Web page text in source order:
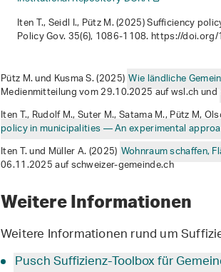
Iten T., Seidl I., Pütz M. (2025) Sufficiency
Policy Gov.35(6), 1086-1108. https://
Pütz M. und Kusma S. (2025)Wie ländliche
Medienmitteilung vom 29.10.2025 auf wsl.ch und
Iten T., Rudolf M., Suter M., Satama M., Pütz M,
policy in municipalities — An experimental
Iten T. und Müller A. (2025) Wohnraum schaffen,
06.11.2025 auf schweizer-gemeinde.ch
Weitere Informationen
Weitere Informationen rund um
Pusch Suffizienz-Toolbox für